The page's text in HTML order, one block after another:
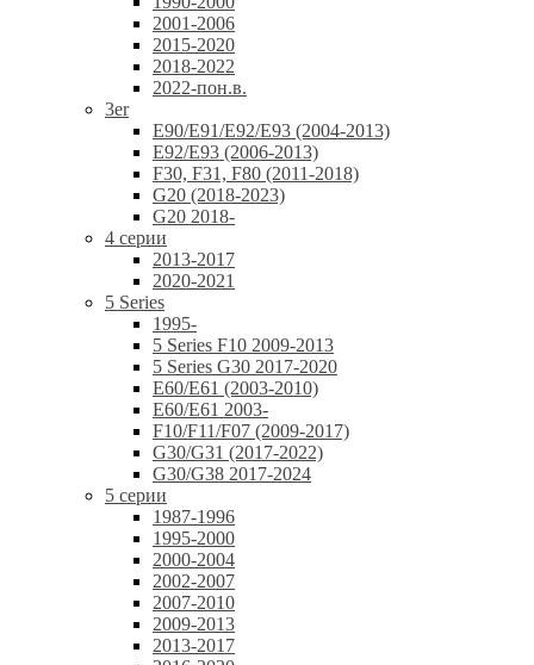
2001-2006
2015-2020
2018-2022
2022-пон.в.
3er
E90/E91/E92/E93 (2004-2013)
E92/E93 (2006-2013)
F30, F31, F80 (2011-2018)
G20 (2018-2023)
G20 2018-
4 серии
2013-2017
2020-2021
5 Series
1995-
5 Series F10 2009-2013
5 Series G30 2017-2020
E60/E61 (2003-2010)
E60/E61 2003-
F10/F11/F07 (2009-2017)
G30/G31 (2017-2022)
G30/G38 2017-2024
5 серии
1987-1996
1995-2000
2000-2004
2002-2007
2007-2010
2009-2013
2013-2017